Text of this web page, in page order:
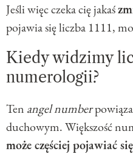
Jeśli więc czeka cię jakaś
pojawia się liczba 1111,
Kiedy widzimy
numerologii?
Ten angel number
duchowym. Większość
może częściej pojawiać